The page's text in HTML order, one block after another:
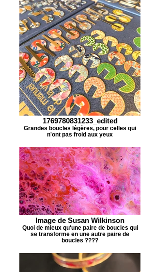
1769780831233_edited
Grandes boucles légères, pour celles qui
n'ont pas froid aux yeux
Image de Susan Wilkinson
Quoi de mieux qu'une paire de boucles qui
se transforme en une autre paire de
boucles ????